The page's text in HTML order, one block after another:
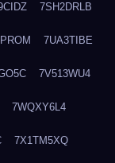
7SH2DRLB
7UA3TIBE
7V513WU4
7WQXY6L4
7X1TM5XQ